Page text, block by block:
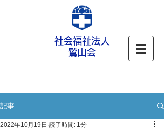
社会福祉法人
鷲山会
記事
2022年10月19日 読了時間: 1分